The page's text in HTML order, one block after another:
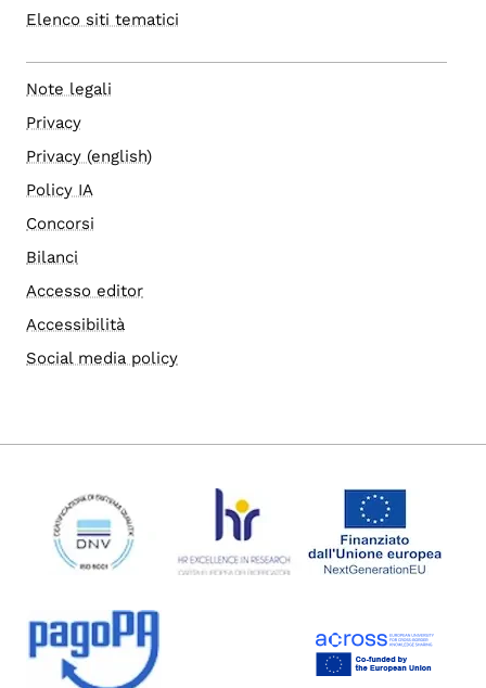
Elenco siti tematici
Note legali
Privacy
Privacy (english)
Policy IA
Concorsi
Bilanci
Accesso editor
Accessibilità
Social media policy